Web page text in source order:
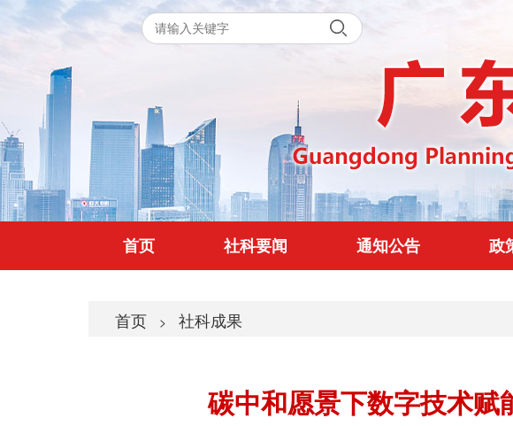
首页 社科要闻 通知公告 政
首页 > 社科成果
碳中和愿景下数字技术